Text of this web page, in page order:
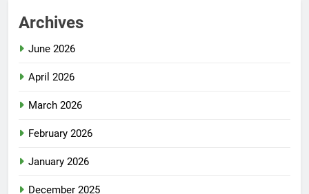
Archives
June 2026
April 2026
March 2026
February 2026
January 2026
December 2025